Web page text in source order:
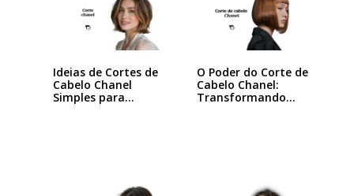
Ideias de Cortes de
Cabelo Chanel
Simples para…
O Poder do Corte de
Cabelo Chanel:
Transformando